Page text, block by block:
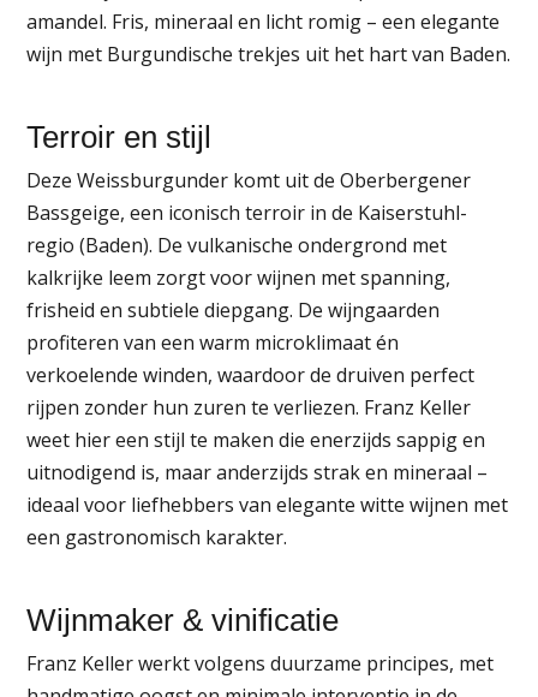
amandel. Fris, mineraal en licht romig – een elegante
wijn met Burgundische trekjes uit het hart van Baden.
Terroir en stijl
Deze Weissburgunder komt uit de Oberbergener
Bassgeige, een iconisch terroir in de Kaiserstuhl-
regio (Baden). De vulkanische ondergrond met
kalkrijke leem zorgt voor wijnen met spanning,
frisheid en subtiele diepgang. De wijngaarden
profiteren van een warm microklimaat én
verkoelende winden, waardoor de druiven perfect
rijpen zonder hun zuren te verliezen. Franz Keller
weet hier een stijl te maken die enerzijds sappig en
uitnodigend is, maar anderzijds strak en mineraal –
ideaal voor liefhebbers van elegante witte wijnen met
een gastronomisch karakter.
Wijnmaker & vinificatie
Franz Keller werkt volgens duurzame principes, met